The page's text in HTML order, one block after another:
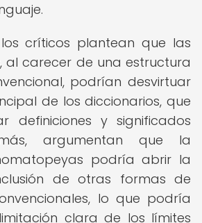
críticos plantean que las
al carecer de una estructura
podrían desvirtuar
de los diccionarios, que
definiciones y significados
argumentan que la
podría abrir la
de otras formas de
lo que podría
clara de los límites